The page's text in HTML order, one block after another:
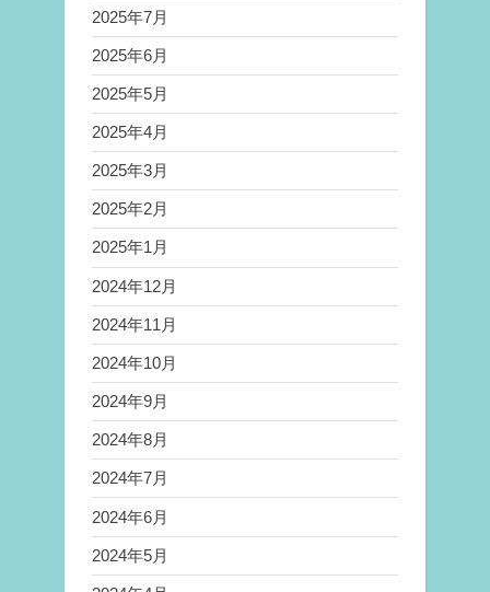
2025年7月
2025年6月
2025年5月
2025年4月
2025年3月
2025年2月
2025年1月
2024年12月
2024年11月
2024年10月
2024年9月
2024年8月
2024年7月
2024年6月
2024年5月